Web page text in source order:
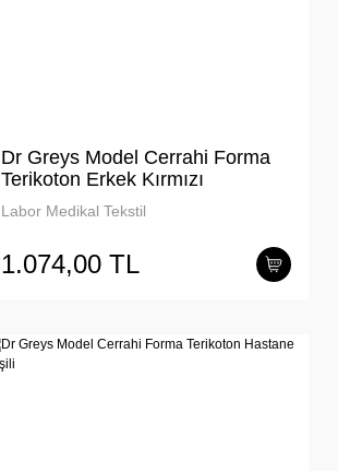
Dr Greys Model Cerrahi Forma
Terikoton Erkek Kırmızı
Labor Medikal Tekstil
1.074,00 TL